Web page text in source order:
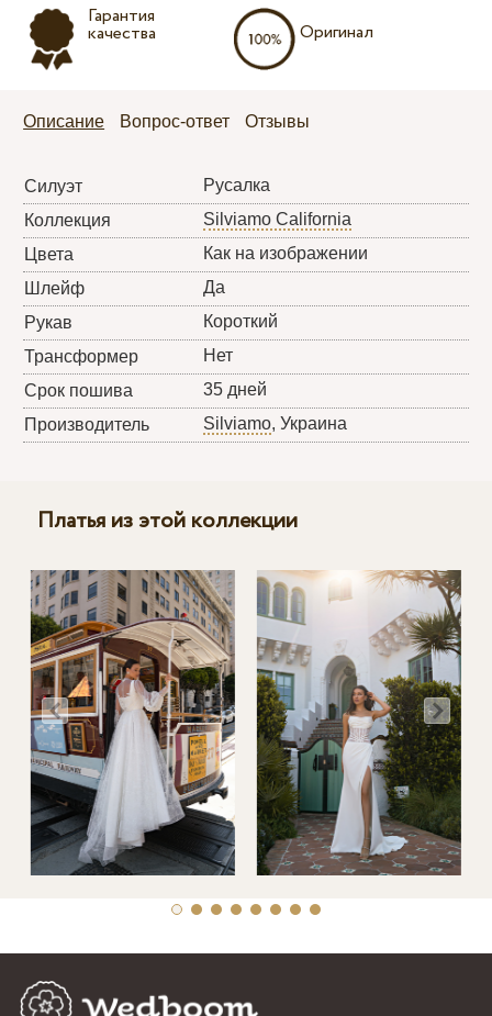
Гарантия
качества Оригинал
Описание Вопрос-ответ Отзывы
Силуэт
Русалка
Коллекция
Silviamo California
Цвета
Как на изображении
Шлейф
Да
Рукав
Короткий
Трансформер
Нет
Срок пошива
35 дней
Производитель
Silviamo, Украина
Платья из этой коллекции